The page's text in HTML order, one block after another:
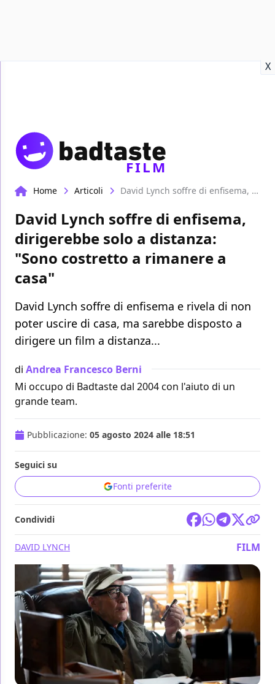
X
FILM
Home Articoli David Lynch soffre di enfisema, dirigerebbe solo a distanza: "Sono costretto a rimanere a casa"
David Lynch soffre di enfisema,
dirigerebbe solo a distanza:
"Sono costretto a rimanere a
casa"
David Lynch soffre di enfisema e rivela di non
poter uscire di casa, ma sarebbe disposto a
dirigere un film a distanza...
di Andrea Francesco Berni
Mi occupo di Badtaste dal 2004 con l'aiuto di un
grande team.
Pubblicazione: 05 agosto 2024 alle 18:51
Seguici su
Fonti preferite
Condividi
DAVID LYNCH FILM